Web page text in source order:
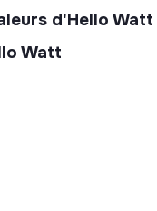
d'Hello Watt
Watt